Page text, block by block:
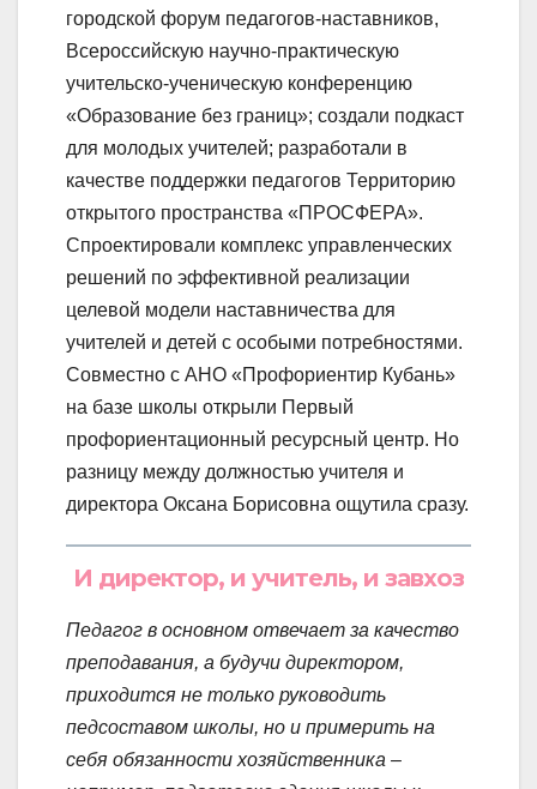
городской форум педагогов-наставников,
Всероссийскую научно-практическую
учительско-ученическую конференцию
«Образование без границ»; создали подкаст
для молодых учителей; разработали в
качестве поддержки педагогов Территорию
открытого пространства «ПРОСФЕРА».
Спроектировали комплекс управленческих
решений по эффективной реализации
целевой модели наставничества для
учителей и детей с особыми потребностями.
Совместно с АНО «Профориентир Кубань»
на базе школы открыли Первый
профориентационный ресурсный центр. Но
разницу между должностью учителя и
директора Оксана Борисовна ощутила сразу.
И директор, и учитель, и завхоз
Педагог в основном отвечает за качество
преподавания, а будучи директором,
приходится не только руководить
педсоставом школы, но и примерить на
себя обязанности хозяйственника –